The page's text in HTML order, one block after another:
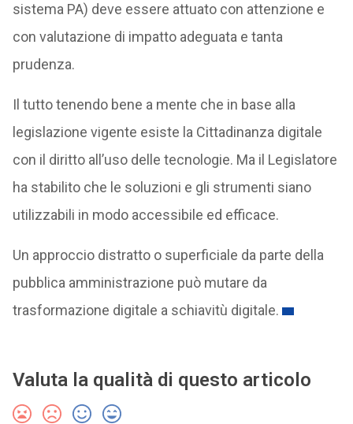
sistema PA) deve essere attuato con attenzione e
con valutazione di impatto adeguata e tanta
prudenza.
Il tutto tenendo bene a mente che in base alla
legislazione vigente esiste la Cittadinanza digitale
con il diritto all’uso delle tecnologie. Ma il Legislatore
ha stabilito che le soluzioni e gli strumenti siano
utilizzabili in modo accessibile ed efficace.
Un approccio distratto o superficiale da parte della
pubblica amministrazione può mutare da
trasformazione digitale a schiavitù digitale.
Valuta la qualità di questo articolo